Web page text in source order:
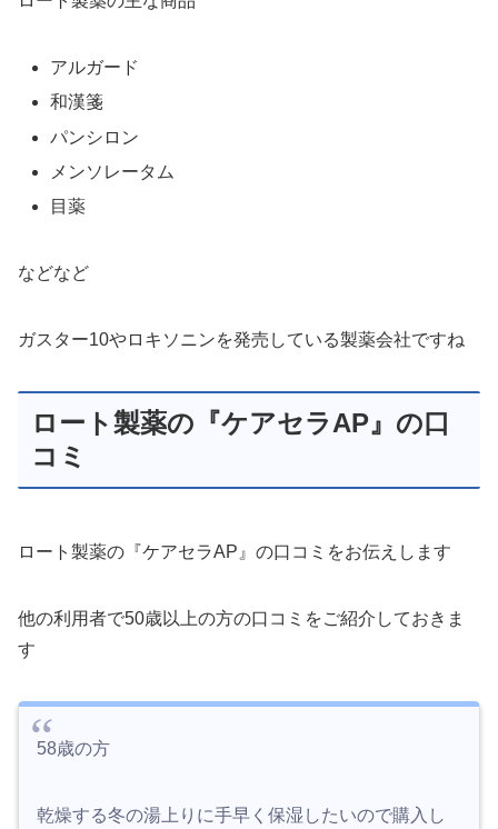
アルガード
和漢箋
パンシロン
メンソレータム
目薬
などなど
ガスター10やロキソニンを発売している製薬会社ですね
ロート製薬の『ケアセラAP』の口
コミ
ロート製薬の『ケアセラAP』の口コミをお伝えします
他の利用者で50歳以上の方の口コミをご紹介しておきま
す
58歳の方
乾燥する冬の湯上りに手早く保湿したいので購入し